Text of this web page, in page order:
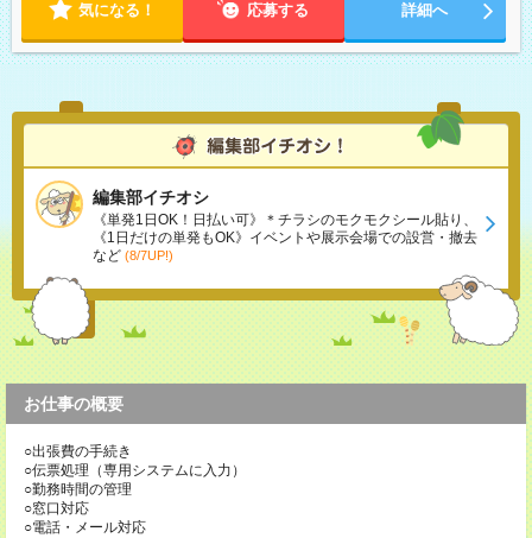
気になる！ 応募する 詳細へ
編集部イチオシ
《単発1日OK！日払い可》＊チラシのモクモクシール貼り、
《1日だけの単発もOK》イベントや展示会場での設営・撤去
など (8/7UP!)
お仕事の概要
○出張費の手続き
○伝票処理（専用システムに入力）
○勤務時間の管理
○窓口対応
○電話・メール対応